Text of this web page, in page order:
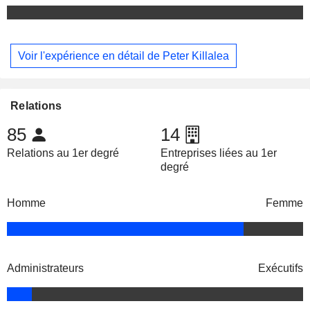
Voir l'expérience en détail de Peter Killalea
Relations
85
Relations au 1er degré
14
Entreprises liées au 1er
degré
Homme Femme
Administrateurs Exécutifs